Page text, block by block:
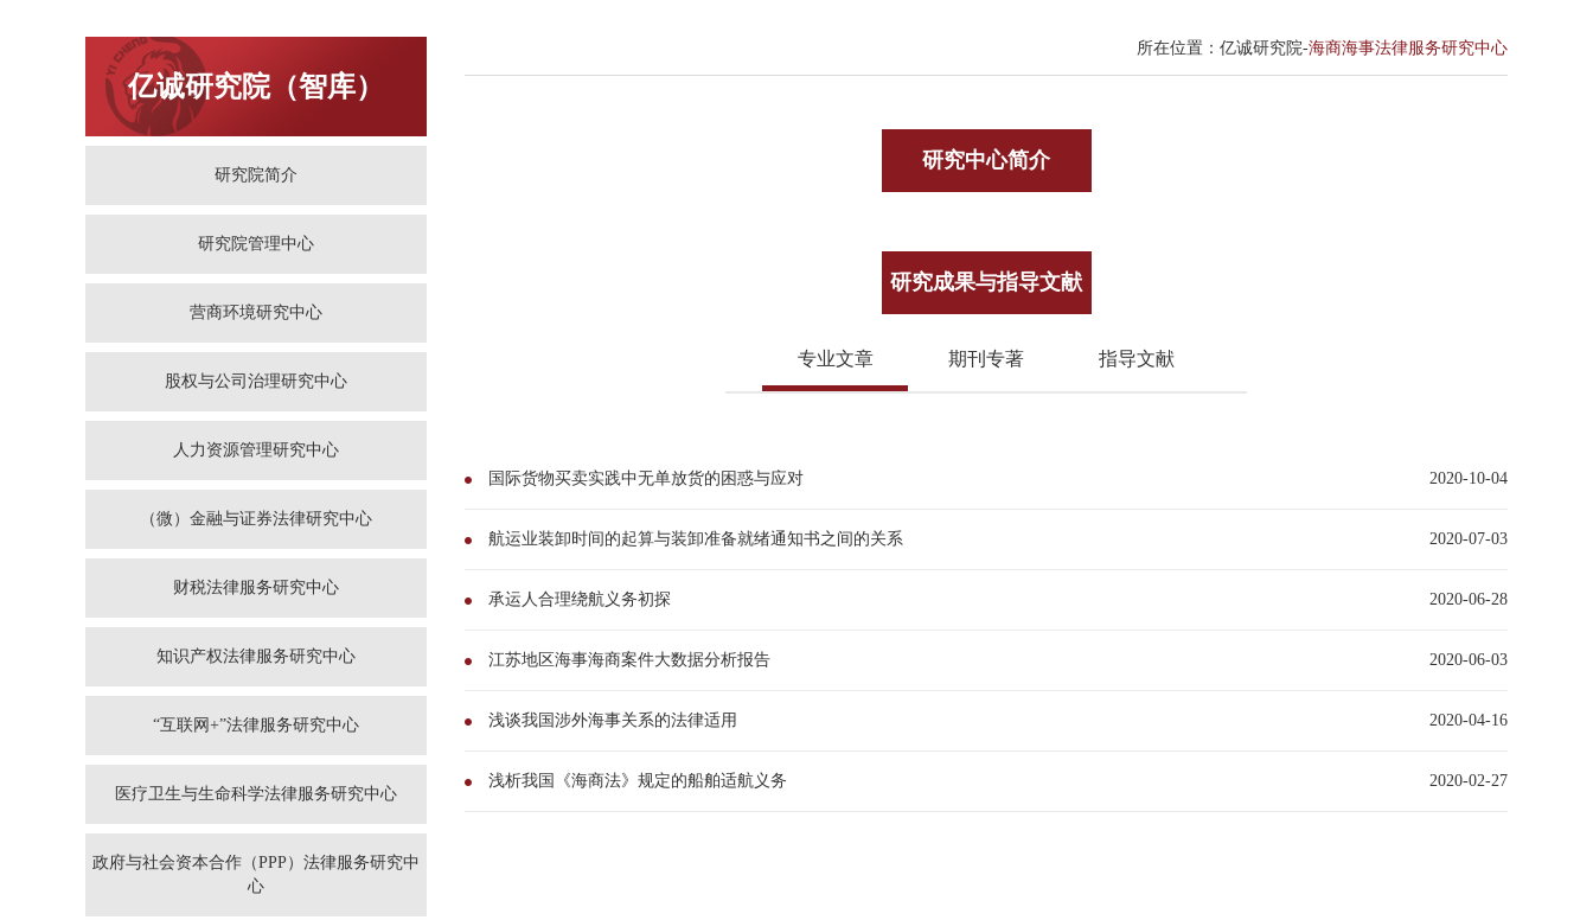
亿诚研究院（智库）
研究院简介
研究院管理中心
营商环境研究中心
股权与公司治理研究中心
人力资源管理研究中心
（微）金融与证券法律研究中心
财税法律服务研究中心
知识产权法律服务研究中心
“互联网+”法律服务研究中心
医疗卫生与生命科学法律服务研究中心
政府与社会资本合作（PPP）法律服务研究中
心
所在位置：亿诚研究院-海商海事法律服务研究中心
研究中心简介
研究成果与指导文献
专业文章 期刊专著 指导文献
国际货物买卖实践中无单放货的困惑与应对 2020-10-04
航运业装卸时间的起算与装卸准备就绪通知书之间的关系 2020-07-03
承运人合理绕航义务初探 2020-06-28
江苏地区海事海商案件大数据分析报告 2020-06-03
浅谈我国涉外海事关系的法律适用 2020-04-16
浅析我国《海商法》规定的船舶适航义务 2020-02-27